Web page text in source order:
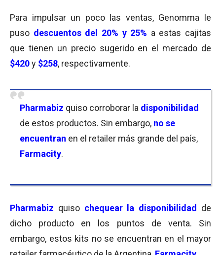
Para impulsar un poco las ventas, Genomma le
puso descuentos del 20% y 25% a estas cajitas
que tienen un precio sugerido en el mercado de
$420y $258, respectivamente.
Pharmabiz quiso corroborar la disponibilidad
de estos productos. Sin embargo, no se
encuentran en el retailer más grande del país,
Farmacity.
Pharmabiz quiso chequear la disponibilidad
de
dicho producto en los puntos de venta. Sin
embargo, estos kits no se encuentran en el mayor